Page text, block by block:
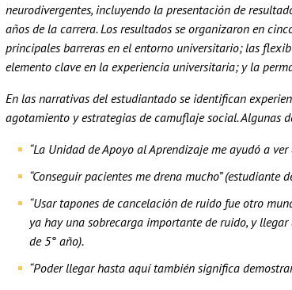
neurodivergentes, incluyendo la presentación de
años de la carrera. Los resultados se organizaron en
principales barreras en el entorno universitario; las
elemento clave en la experiencia universitaria; y la
En las narrativas del estudiantado se identifican
agotamiento y estrategias de camuflaje social. Algunas
“La Unidad de Apoyo al Aprendizaje me ayudó a
“Conseguir pacientes me drena mucho” (estudiante
“Usar tapones de cancelación de ruido fue otro
ya hay una sobrecarga importante de ruido, y
de 5° año).
“Poder llegar hasta aquí también significa